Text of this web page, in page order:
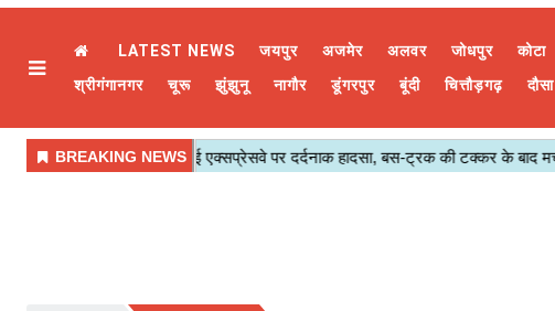
LATEST NEWS जयपुर अजमेर अलवर जोधपुर कोटा
श्रीगंगानगर
चूरू झुंझुनू नागौर डूंगरपुर बूंदी चित्तौड़गढ़ दौसा